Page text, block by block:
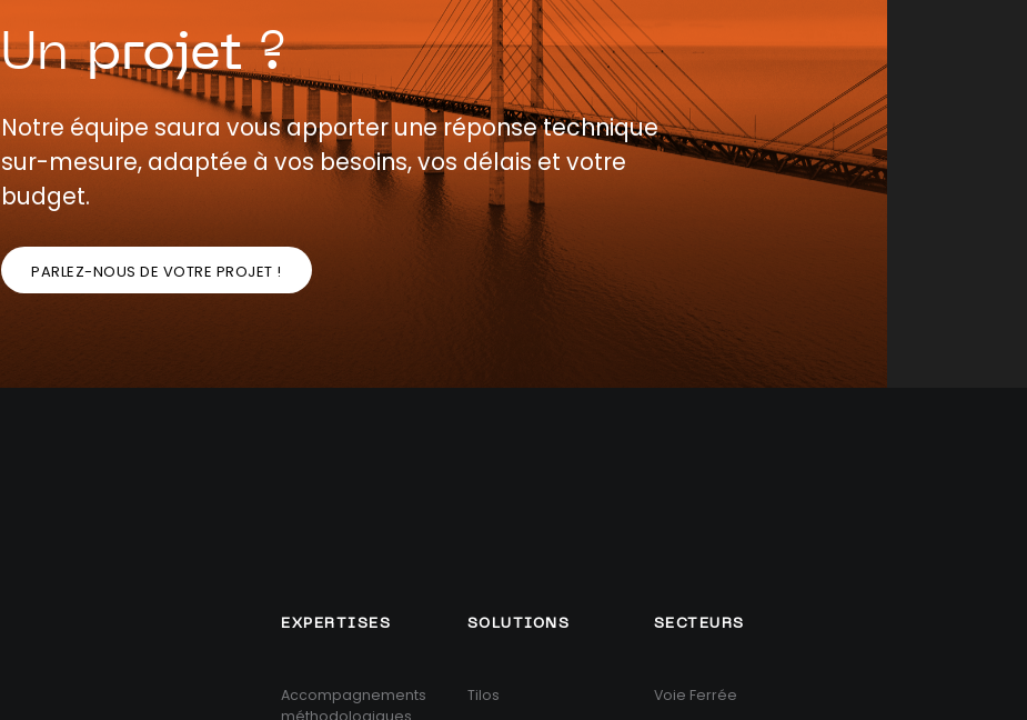
Unprojet?
Notre équipe saura vous apporter une réponse technique
sur-mesure, adaptée à vos besoins, vos délais et votre
budget.
PARLEZ-NOUS DE VOTRE PROJET !
EXPERTISES
Accompagnements
méthodologiques
SOLUTIONS
Tilos
SECTEURS
Voie Ferrée